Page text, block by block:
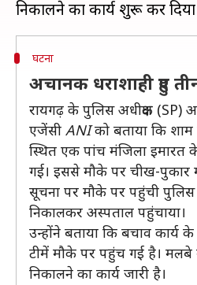
घटना
अचानक धराशाही हुए
रायगढ़ के पुलिस अधीक्षक (SP)
एजेंसी ANIको बताया कि
स्थित एक पांच मंजिला इमारत
गई। इससे मौके पर चीख-पुकार
सूचना पर मौके पर पहुंची पुलिस
निकालकर अस्पताल पहुंचाया।
उन्होंने बताया कि बचाव कार्य
टीमें मौके पर पहुंच गई है।
निकालने का कार्य जारी है।